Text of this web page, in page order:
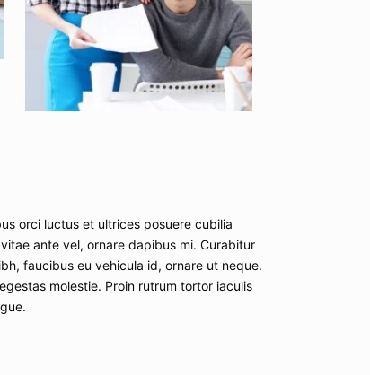
orci luctus et ultrices posuere cubilia
ante vel, ornare dapibus mi. Curabitur
faucibus eu vehicula id, ornare ut neque.
molestie. Proin rutrum tortor iaculis